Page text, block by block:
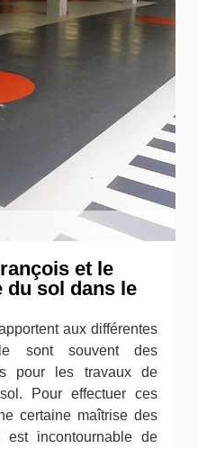
et le
du sol dans le
aux différentes
sont souvent des
pour les travaux de
Pour effectuer ces
certaine maîtrise des
est incontournable de